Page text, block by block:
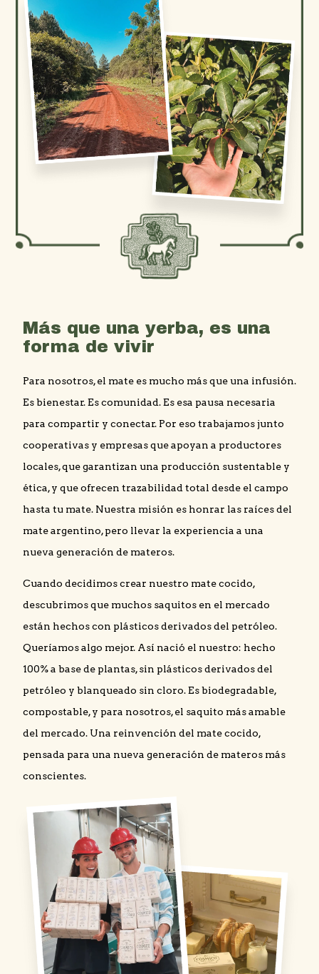
Más que una yerba, es una
forma de vivir
Para nosotros, el mate es mucho más que una infusión.
Es bienestar. Es comunidad. Es esa pausa necesaria
para compartir y conectar. Por eso trabajamos junto
cooperativas y empresas que apoyan a productores
locales, que garantizan una producción sustentable y
ética, y que ofrecen trazabilidad total desde el campo
hasta tu mate. Nuestra misión es honrar las raíces del
mate argentino, pero llevar la experiencia a una
nueva generación de materos.
Cuando decidimos crear nuestro mate cocido,
descubrimos que muchos saquitos en el mercado
están hechos con plásticos derivados del petróleo.
Queríamos algo mejor. Así nació el nuestro: hecho
100% a base de plantas, sin plásticos derivados del
petróleo y blanqueado sin cloro. Es biodegradable,
compostable, y para nosotros, el saquito más amable
del mercado. Una reinvención del mate cocido,
pensada para una nueva generación de materos más
conscientes.